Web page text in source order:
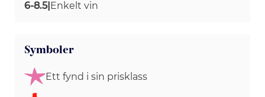
6-8.5| Enkelt vin
Symboler
Ett fynd i sin prisklass